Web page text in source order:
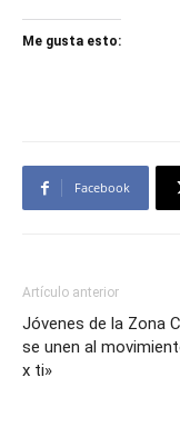
Me gusta esto:
Facebook
Artículo anterior
Jóvenes de la Zona
se unen al
x ti»